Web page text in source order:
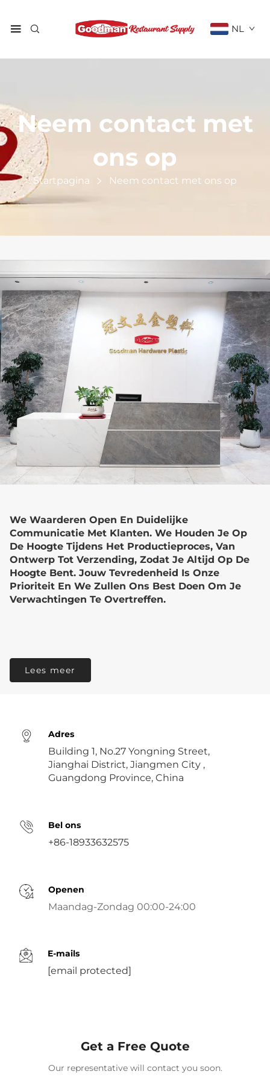
NL
Neem contact met
ons op
Startpagina Neem contact met ons op
We Waarderen Open En Duidelijke
Communicatie Met Klanten. We Houden Je Op
De Hoogte Tijdens Het Productieproces, Van
Ontwerp Tot Verzending, Zodat Je Altijd Op De
Hoogte Bent. Jouw Tevredenheid Is Onze
Prioriteit En We Zullen Ons Best Doen Om Je
Verwachtingen Te Overtreffen.
Lees meer
Adres
Building 1, No.27 Yongning Street,
Jianghai District, Jiangmen City ,
Guangdong Province, China
Bel ons
+86-18933632575
Openen
Maandag-Zondag 00:00-24:00
E-mails
[email protected]
Get a Free Quote
Our representative will contact you soon.